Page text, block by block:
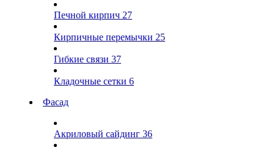
Печной кирпич 27
Кирпичные перемычки 25
Гибкие связи 37
Кладочные сетки 6
Фасад
Акриловый сайдинг 36